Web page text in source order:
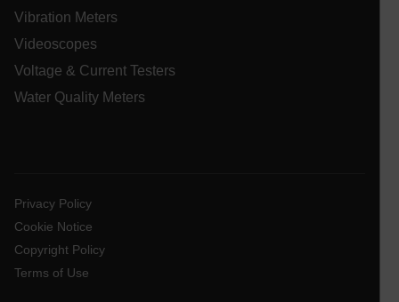
Vibration Meters
Videoscopes
Voltage & Current Testers
Water Quality Meters
Privacy Policy
Cookie Notice
Copyright Policy
Terms of Use